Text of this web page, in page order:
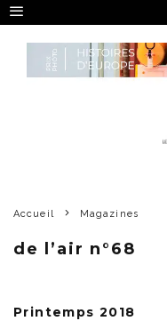
Accueil Magazines
de l’air n°68
Printemps 2018